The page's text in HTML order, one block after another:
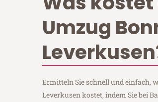
Umzug
Ermitteln Sie schnell und einfach,
Leverkusen kostet, indem Sie bei